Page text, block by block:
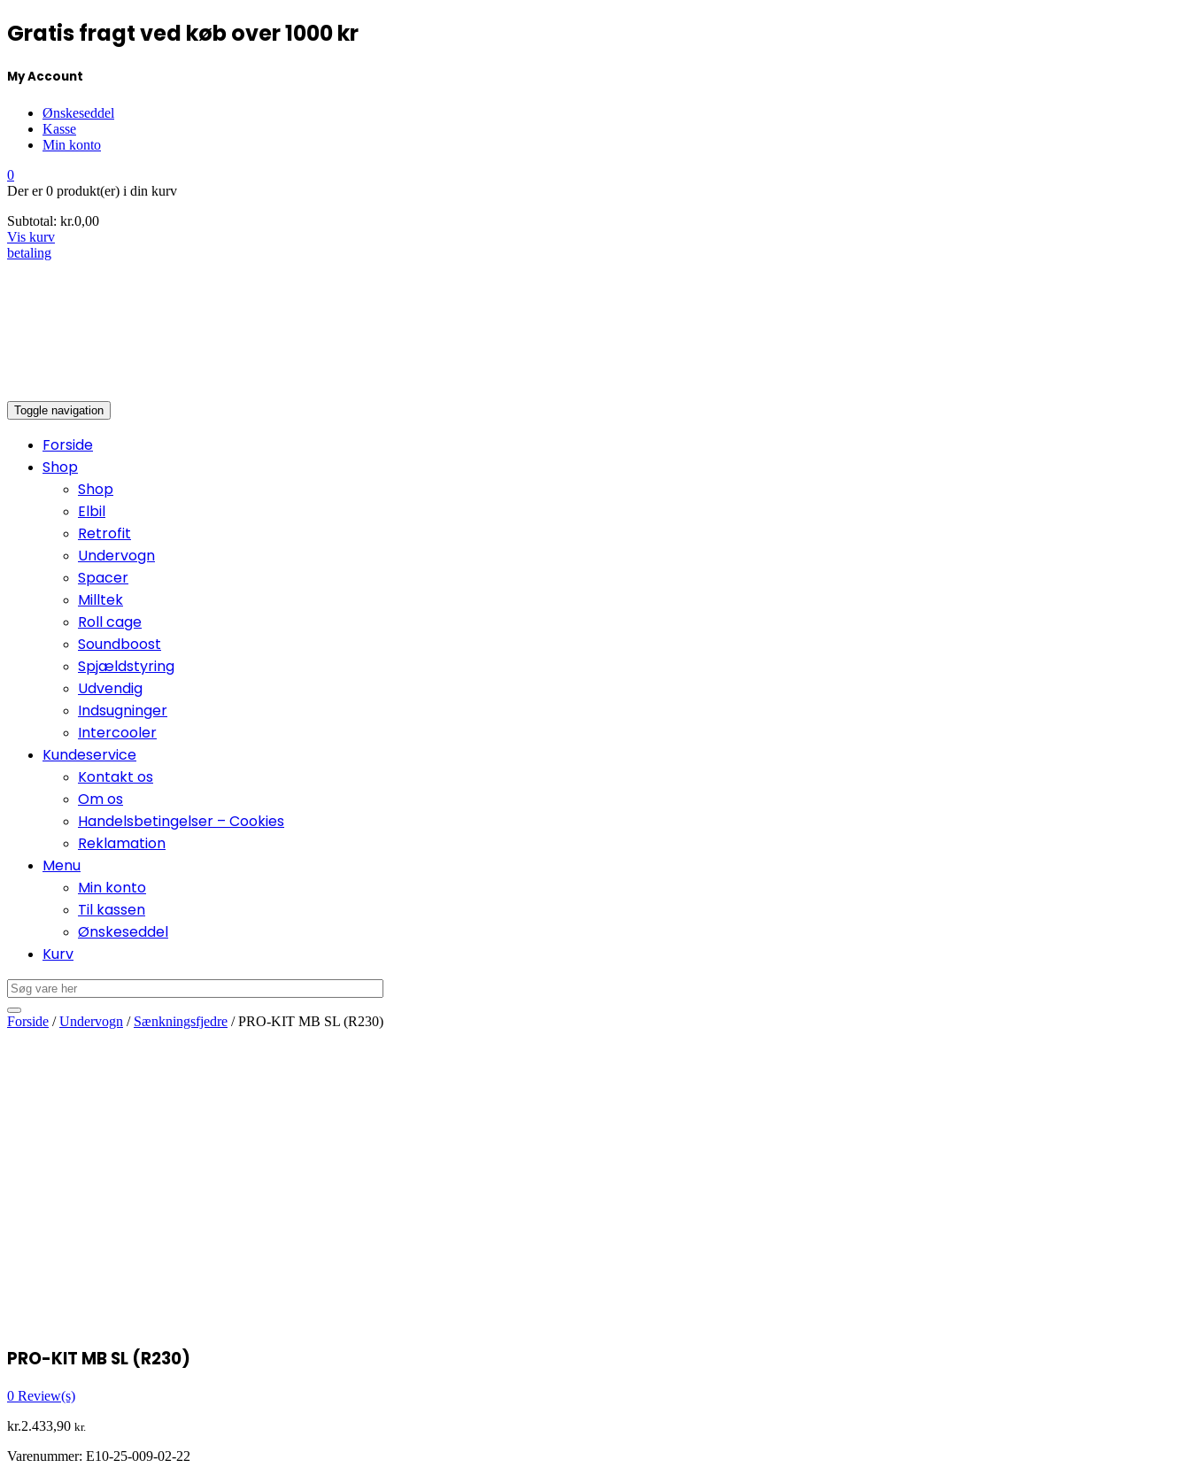
Gratis fragt ved køb over 1000 kr
My Account
Ønskeseddel
Kasse
Min konto
0
Der er0 produkt(er) i din kurv
Subtotal: kr.0,00
Vis kurv
betaling
Toggle navigation
Forside
Shop
Shop
Elbil
Retrofit
Undervogn
Spacer
Milltek
Roll cage
Soundboost
Spjældstyring
Udvendig
Indsugninger
Intercooler
Kundeservice
Kontakt os
Om os
Handelsbetingelser – Cookies
Reklamation
Menu
Min konto
Til kassen
Ønskeseddel
Kurv
Forside /Undervogn / Sænkningsfjedre / PRO-KIT MB SL (R230)
PRO-KIT MB SL (R230)
0 Review(s)
kr.2.433,90 kr.
Varenummer: E10-25-009-02-22